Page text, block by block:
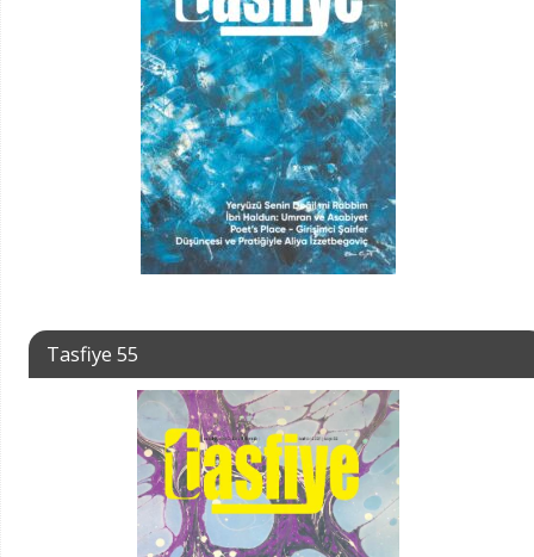
Tasfiye 55